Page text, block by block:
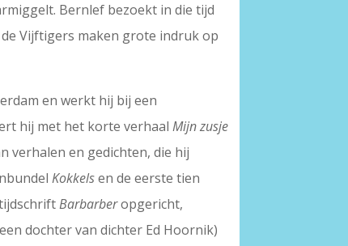
Bernlef bezoekt in die tijd
Vijftigers maken grote indruk op
en werkt hij bij een
hij met het korte verhaalMijn zusje
verhalen en gedichten, die hij
Kokkelsen de eerste tien
tijdschriftBarbarberopgericht,
dochter van dichter Ed Hoornik)